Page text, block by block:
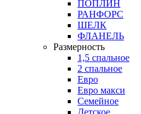
ПОПЛИН
РАНФОРС
ШЕЛК
ФЛАНЕЛЬ
Размерность
1,5 спальное
2 спальное
Евро
Евро макси
Семейное
Детское